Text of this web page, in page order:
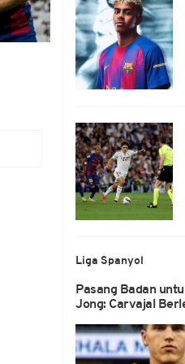
Liga Spanyol
Pasang Badan
Jong: Carvajal